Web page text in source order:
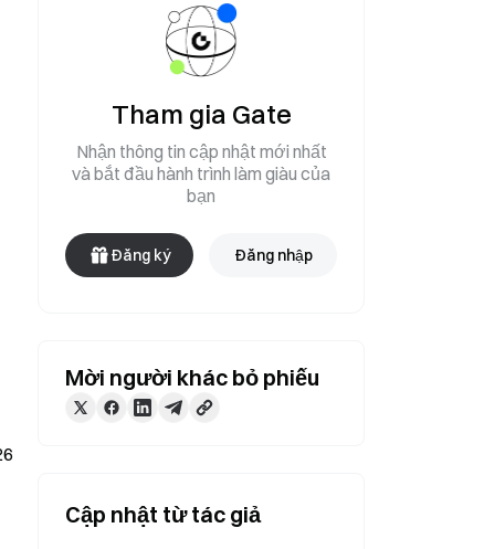
Tham gia Gate
Nhận thông tin cập nhật mới nhất
và bắt đầu hành trình làm giàu của
bạn
Đăng ký Đăng nhập
Mời người khác bỏ phiếu
Cập nhật từ tác giả